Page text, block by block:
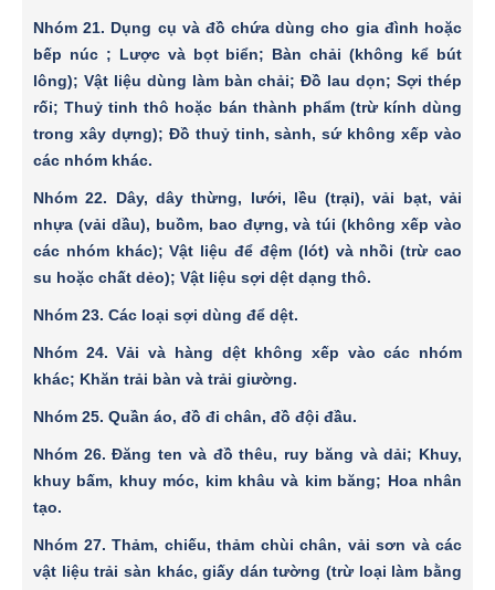
Nhóm 21. Dụng cụ và đồ chứa dùng cho gia đình hoặc
bếp núc ; Lược và bọt biển; Bàn chải (không kể bút
lông); Vật liệu dùng làm bàn chải; Ðồ lau dọn; Sợi thép
rối; Thuỷ tinh thô hoặc bán thành phẩm (trừ kính dùng
trong xây dựng); Ðồ thuỷ tinh, sành, sứ không xếp vào
các nhóm khác.
Nhóm 22. Dây, dây thừng, lưới, lều (trại), vải bạt, vải
nhựa (vải dầu), buồm, bao đựng, và túi (không xếp vào
các nhóm khác); Vật liệu để đệm (lót) và nhồi (trừ cao
su hoặc chất dẻo); Vật liệu sợi dệt dạng thô.
Nhóm 23. Các loại sợi dùng để dệt.
Nhóm 24. Vải và hàng dệt không xếp vào các nhóm
khác; Khăn trải bàn và trải giường.
Nhóm 25. Quần áo, đồ đi chân, đồ đội đầu.
Nhóm 26. Ðăng ten và đồ thêu, ruy băng và dải; Khuy,
khuy bấm, khuy móc, kim khâu và kim băng; Hoa nhân
tạo.
Nhóm 27. Thảm, chiếu, thảm chùi chân, vải sơn và các
vật liệu trải sàn khác, giấy dán tường (trừ loại làm bằng